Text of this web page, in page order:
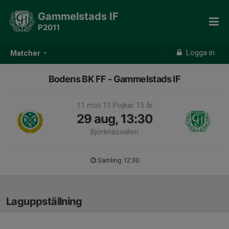
Matcher Logga in
Gammelstads IF
P2011
Bodens BK FF - Gammelstads IF
11 mot 11 Pojkar 15 år
29 aug, 13:30
Björknäsvallen
Samling 12:30
Laguppställning